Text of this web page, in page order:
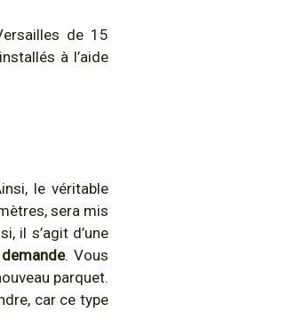
de 15
à l’aide
le véritable
sera mis
il s’agit d’une
. Vous
parquet.
car ce type